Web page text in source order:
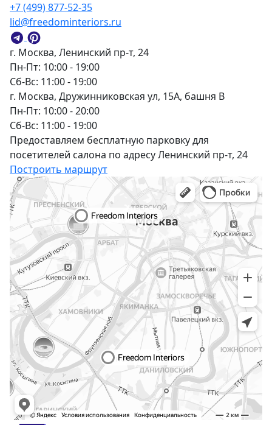
г. Москва, Ленинский пр-т, 24
Пн-Пт: 10:00 - 19:00
Сб-Вс: 11:00 - 19:00
г. Москва, Дружинниковская ул, 15А, башня В
Пн-Пт: 10:00 - 20:00
Сб-Вс: 11:00 - 19:00
Предоставляем бесплатную парковку для
посетителей салона по адресу Ленинский пр-т, 24
Построить маршрут
+7 (499) 877-52-35
lid@freedominteriors.ru